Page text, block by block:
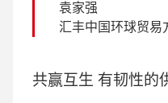
袁家强
汇丰中国环球贸易
共赢互生 有韧性的